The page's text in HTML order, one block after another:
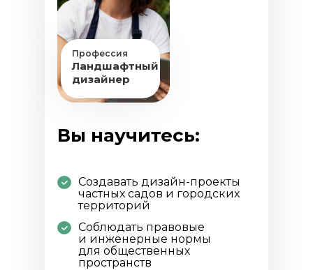
Вы научитесь:
Создавать дизайн-проекты
частных садов и городских
территорий
Соблюдать правовые
и инженерные нормы
для общественных
пространств
Профессия
Ландшафтный
дизайнер